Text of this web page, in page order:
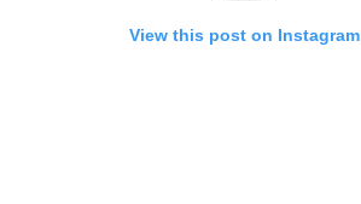
View this post on Instagram